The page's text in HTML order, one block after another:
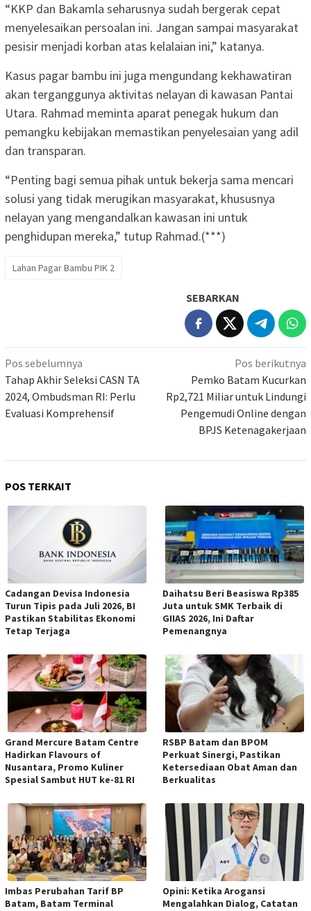
“KKP dan Bakamla seharusnya sudah bergerak cepat
menyelesaikan persoalan ini. Jangan sampai masyarakat
pesisir menjadi korban atas kelalaian ini,” katanya.
Kasus pagar bambu ini juga mengundang kekhawatiran
akan terganggunya aktivitas nelayan di kawasan Pantai
Utara. Rahmad meminta aparat penegak hukum dan
pemangku kebijakan memastikan penyelesaian yang adil
dan transparan.
“Penting bagi semua pihak untuk bekerja sama mencari
solusi yang tidak merugikan masyarakat, khususnya
nelayan yang mengandalkan kawasan ini untuk
penghidupan mereka,” tutup Rahmad.(***)
Lahan Pagar Bambu PIK 2
SEBARKAN
Navigasi
pos
Pos sebelumnya
Tahap Akhir Seleksi CASN TA
2024, Ombudsman RI: Perlu
Evaluasi Komprehensif
Pos berikutnya
Pemko Batam Kucurkan
Rp2,721 Miliar untuk Lindungi
Pengemudi Online dengan
BPJS Ketenagakerjaan
POS TERKAIT
Cadangan Devisa Indonesia
Turun Tipis pada Juli 2026, BI
Pastikan Stabilitas Ekonomi
Tetap Terjaga
Daihatsu Beri Beasiswa Rp385
Juta untuk SMK Terbaik di
GIIAS 2026, Ini Daftar
Pemenangnya
Grand Mercure Batam Centre
Hadirkan Flavours of
Nusantara, Promo Kuliner
Spesial Sambut HUT ke-81 RI
RSBP Batam dan BPOM
Perkuat Sinergi, Pastikan
Ketersediaan Obat Aman dan
Berkualitas
Imbas Perubahan Tarif BP
Batam, Batam Terminal
Opini: Ketika Arogansi
Mengalahkan Dialog, Catatan